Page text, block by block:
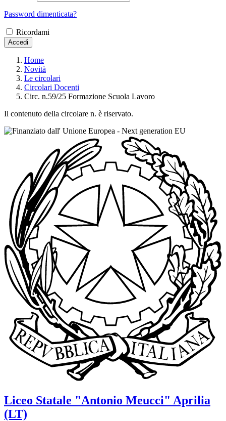
Password dimenticata?
Ricordami
Accedi
Home
Novità
Le circolari
Circolari Docenti
Circ. n.59/25 Formazione Scuola Lavoro
Il contenuto della circolare n. è riservato.
Liceo Statale "Antonio Meucci" Aprilia
(LT)